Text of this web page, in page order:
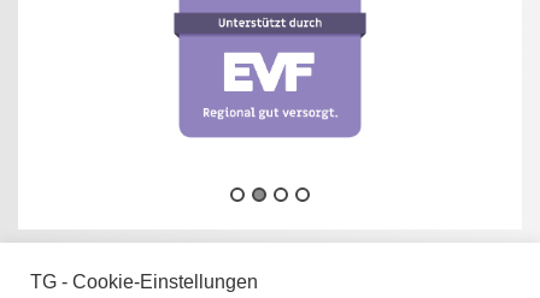
TG - Cookie-Einstellungen